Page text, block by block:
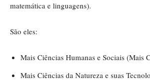
matemática e linguagens).
São eles:
Mais Ciências Humanas e Sociais (Mais
Mais Ciências da Natureza e suas